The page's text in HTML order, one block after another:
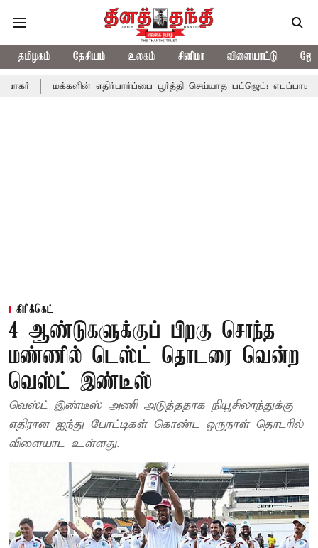
தமிழகம் தேசியம் உலகம் சினிமா விளையாட்டு
எதிர்பார்ப்பை பூர்த்தி செய்யாத பட்ஜெட்; எடப்பாடி பழனிசாமி
கிரிக்கெட்
4 ஆண்டுகளுக்குப் பிறகு சொந்த
மண்ணில் டெஸ்ட் தொடரை வென்ற
வெஸ்ட் இண்டீஸ்
வெஸ்ட் இண்டீஸ் அணி அடுத்ததாக நியூசிலாந்துக்கு
எதிரான ஐந்து போட்டிகள் கொண்ட ஒருநாள் தொடரில்
விளையாட உள்ளது.